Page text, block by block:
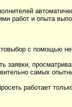
работ и опыта
с помощью
заявки,
самых
работает